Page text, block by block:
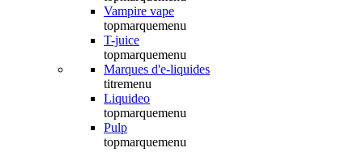
Vampire vape
topmarquemenu
T-juice
topmarquemenu
Marques d'e-liquides
titremenu
Liquideo
topmarquemenu
Pulp
topmarquemenu